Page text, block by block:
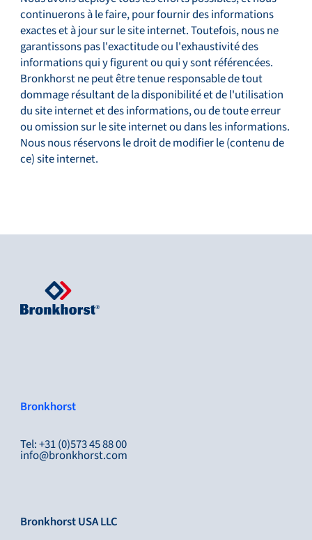
continuerons à le faire, pour fournir des informations
exactes et à jour sur le site internet. Toutefois, nous ne
garantissons pas l'exactitude ou l'exhaustivité des
informations qui y figurent ou qui y sont référencées.
Bronkhorst ne peut être tenue responsable de tout
dommage résultant de la disponibilité et de l'utilisation
du site internet et des informations, ou de toute erreur
ou omission sur le site internet ou dans les informations.
Nous nous réservons le droit de modifier le (contenu de
ce) site internet.
Bronkhorst
Tel: +31 (0)573 45 88 00
info@bronkhorst.com
Bronkhorst USA LLC